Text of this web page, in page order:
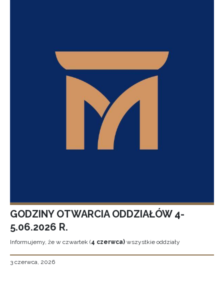
GODZINY OTWARCIA ODDZIAŁÓW 4-
5.06.2026 R.
Informujemy, że w czwartek (4 czerwca) wszystkie oddziały
3 czerwca, 2026